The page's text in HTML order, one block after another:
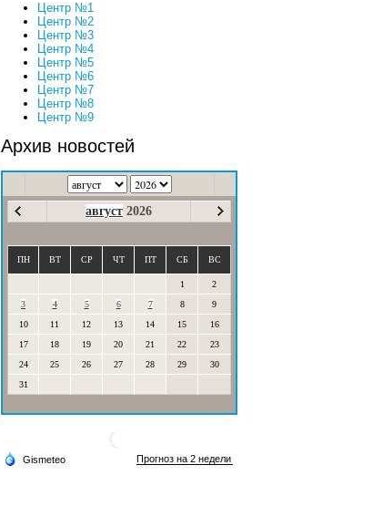
Центр №1
Центр №2
Центр №3
Центр №4
Центр №5
Центр №6
Центр №7
Центр №8
Центр №9
Архив новостей
август 2026
ПН ВТ СР ЧТ ПТ СБ ВС
1
2
3
4 5 6 7 8
9
10
11 12 13 14 15
16
17
18 19 20 21 22
23
24
25 26 27 28 29
30
31